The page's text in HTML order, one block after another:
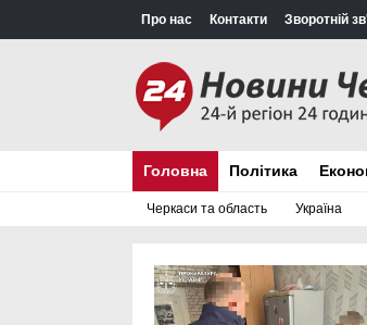
Про нас Контакти Зворотній
Головна
Черкаси та область Україна
Політика